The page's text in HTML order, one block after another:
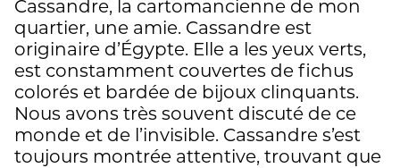
Cassandre, la cartomancienne de mon
quartier, une amie. Cassandre est
originaire d’Égypte. Elle a les yeux verts,
est constamment couvertes de fichus
colorés et bardée de bijoux clinquants.
Nous avons très souvent discuté de ce
monde et de l’invisible. Cassandre s’est
toujours montrée attentive, trouvant que